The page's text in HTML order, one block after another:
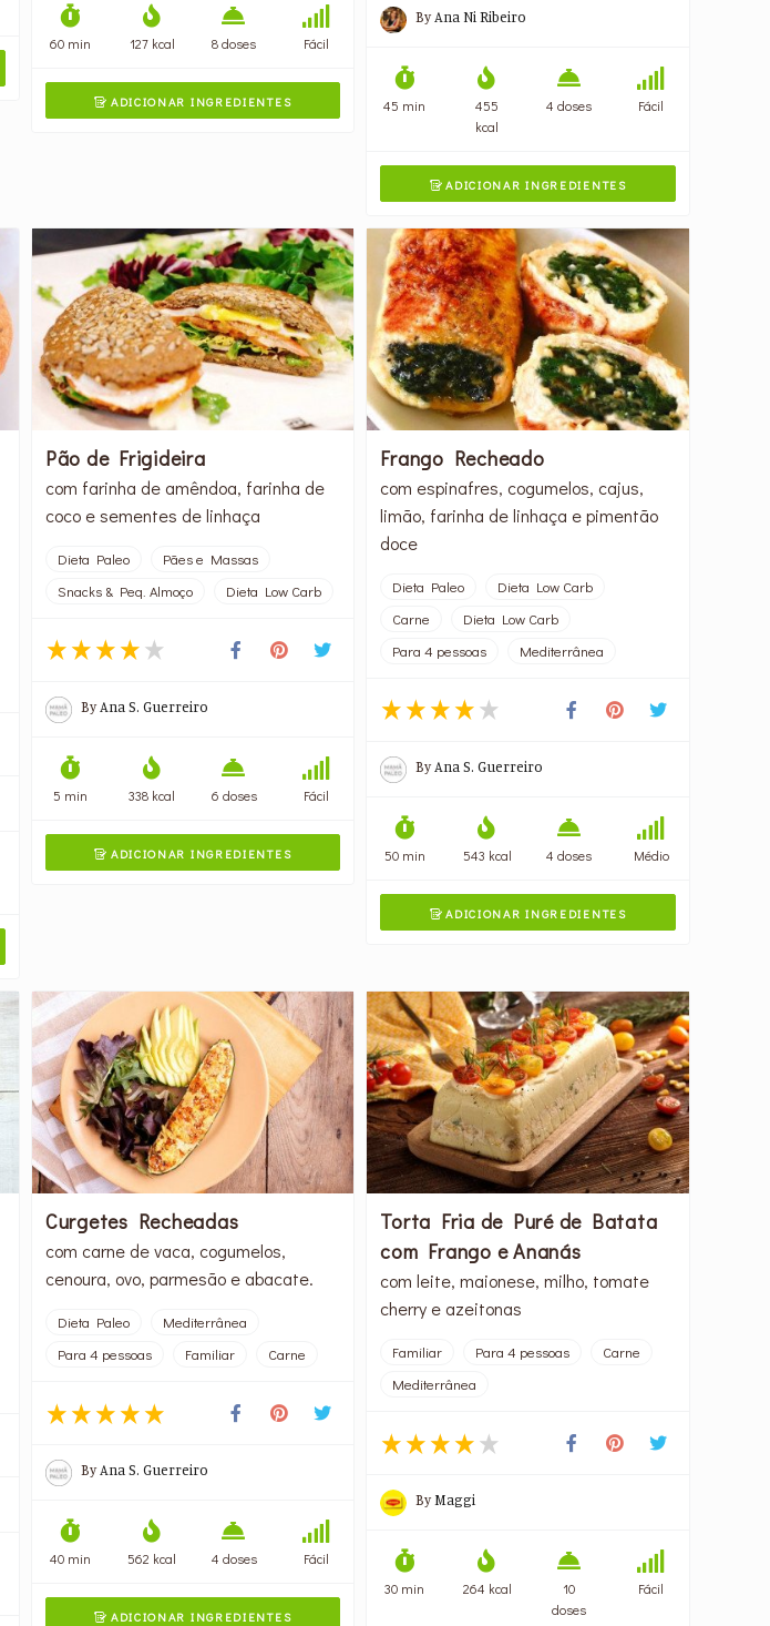
60 min 127 kcal 8 doses Fácil
 ADICIONAR INGREDIENTES
ByAna Ni Ribeiro
45 min
455
kcal
4 doses Fácil
ADICIONAR INGREDIENTES
Pão de Frigideira
com farinha de amêndoa, farinha de
coco e sementes de linhaça
Dieta Paleo
Pães e Massas
Snacks & Peq. Almoço
Dieta Low Carb
ByAna S. Guerreiro
5 min 338 kcal 6 doses Fácil
 ADICIONAR INGREDIENTES
Frango Recheado
com espinafres, cogumelos, cajus,
limão, farinha de linhaça e pimentão
doce
Dieta Paleo
Dieta Low Carb
Carne
Dieta Low Carb
Para 4 pessoas
Mediterrânea
ByAna S. Guerreiro
50 min 543 kcal 4 doses Médio
ADICIONAR INGREDIENTES
Curgetes Recheadas
com carne de vaca, cogumelos,
cenoura, ovo, parmesão e abacate.
Dieta Paleo
Mediterrânea
Para 4 pessoas
Familiar Carne
ByAna S. Guerreiro
40 min 562 kcal 4 doses Fácil
 ADICIONAR INGREDIENTES
Torta Fria de Puré de Batata
com Frango e Ananás
com leite, maionese, milho, tomate
cherry e azeitonas
Familiar Para 4 pessoas
Carne
Mediterrânea
ByMaggi
30 min 264 kcal
10
doses
Fácil